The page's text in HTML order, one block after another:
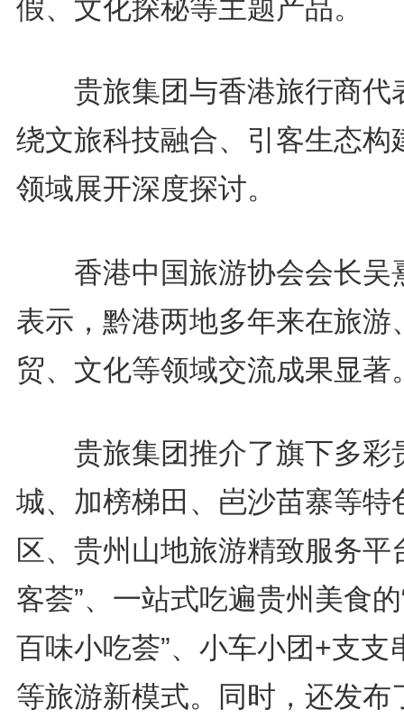
假、文化探秘等主题产品。
贵旅集团与香港旅行商代
绕文旅科技融合、引客生态构
领域展开深度探讨。
香港中国旅游协会会长吴
表示，黔港两地多年来在旅游
贸、文化等领域交流成果显著
贵旅集团推介了旗下多彩
城、加榜梯田、岜沙苗寨等特
区、贵州山地旅游精致服务平
客荟”、一站式吃遍贵州美食
百味小吃荟”、小车小团+支支
等旅游新模式。同时，还发布